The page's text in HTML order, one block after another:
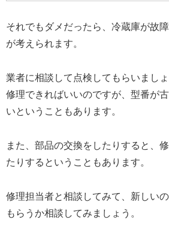
それでもダメだったら、冷蔵庫が故
が考えられます。
業者に相談して点検してもらいましょ
修理できればいいのですが、型番が
いということもあります。
また、部品の交換をしたりすると、
たりするということもあります。
修理担当者と相談してみて、新しい
もらうか相談してみましょう。